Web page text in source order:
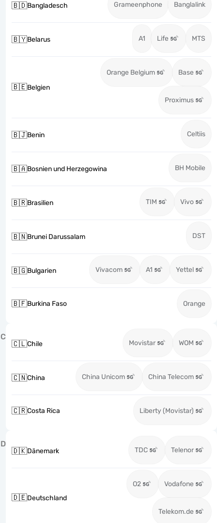
🇧🇩Bangladesch Grameenphone Banglalink
🇧🇾Belarus A1 Life MTS
🇧🇪Belgien
Orange Belgium Base
Proximus
🇧🇯Benin Celtiis
🇧🇦Bosnien und Herzegowina BH Mobile
🇧🇷Brasilien TIM Vivo
🇧🇳Brunei Darussalam DST
🇧🇬Bulgarien Vivacom A1 Yettel
🇧🇫Burkina Faso Orange
C
🇨🇱Chile Movistar WOM
🇨🇳China China Unicom China Telecom
🇨🇷Costa Rica Liberty (Movistar)
D
🇩🇰Dänemark TDC Telenor
🇩🇪Deutschland
O2 Vodafone
Telekom.de